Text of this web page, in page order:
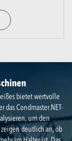
bietet wertvolle
das Condmaster.NET-
um den
deutlich an, ob